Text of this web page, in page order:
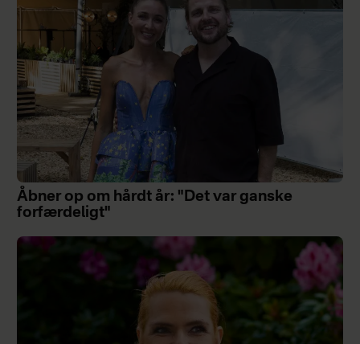
Åbner op om hårdt år: "Det var ganske
forfærdeligt"